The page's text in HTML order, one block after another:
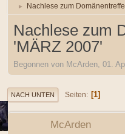
► Nachlese zum
Nachlese zum
'MÄRZ 2007'
Begonnen von McArden, 01.
NACH UNTEN Seiten 1
McArden